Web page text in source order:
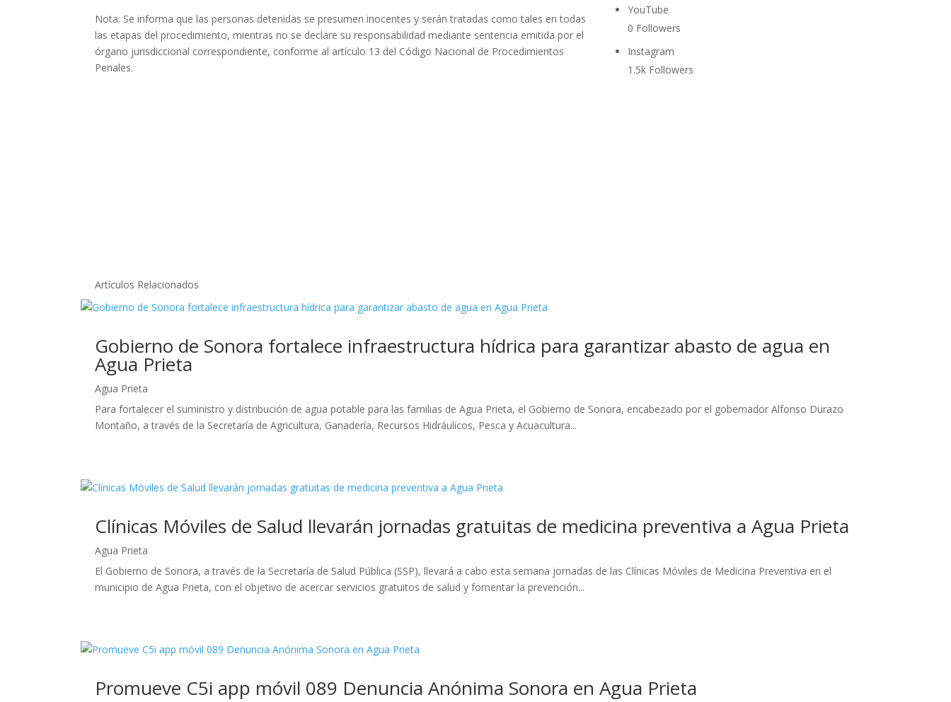
Nota: Se informa que las personas detenidas se presumen inocentes y serán tratadas como tales en todas
las etapas del procedimiento, mientras no se declare su responsabilidad mediante sentencia emitida por el
órgano jurisdiccional correspondiente, conforme al artículo 13 del Código Nacional de Procedimientos
Penales.
YouTube
0 Followers
Instagram
1.5k Followers
Artículos Relacionados
Gobierno de Sonora fortalece infraestructura hídrica para garantizar abasto de agua en
Agua Prieta
Agua Prieta
Para fortalecer el suministro y distribución de agua potable para las familias de Agua Prieta, el Gobierno de Sonora, encabezado por el gobernador Alfonso Durazo
Montaño, a través de la Secretaría de Agricultura, Ganadería, Recursos Hidráulicos, Pesca y Acuacultura...
Clínicas Móviles de Salud llevarán jornadas gratuitas de medicina preventiva a Agua Prieta
Agua Prieta
El Gobierno de Sonora, a través de la Secretaría de Salud Pública (SSP), llevará a cabo esta semana jornadas de las Clínicas Móviles de Medicina Preventiva en el
municipio de Agua Prieta, con el objetivo de acercar servicios gratuitos de salud y fomentar la prevención...
Promueve C5i app móvil 089 Denuncia Anónima Sonora en Agua Prieta